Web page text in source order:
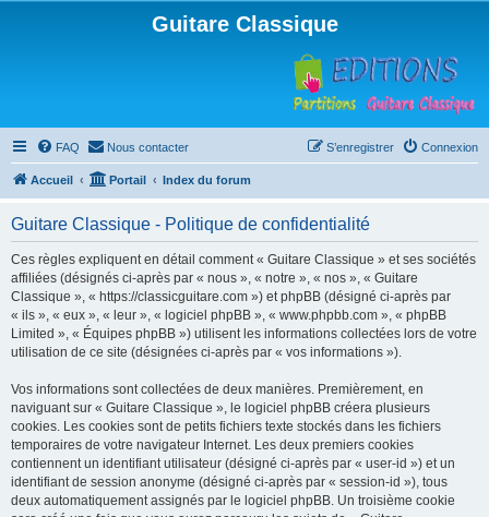
Guitare Classique
FAQ Nous contacter Connexion
S’enregistrer
Accueil Portail Index du forum
Guitare Classique - Politique de confidentialité
Ces règles expliquent en détail comment « Guitare Classique » et ses sociétés
affiliées (désignés ci-après par « nous », « notre », « nos », « Guitare
Classique », « https://classicguitare.com ») et phpBB (désigné ci-après par
« ils », « eux », « leur », « logiciel phpBB », « www.phpbb.com », « phpBB
Limited », « Équipes phpBB ») utilisent les informations collectées lors de votre
utilisation de ce site (désignées ci-après par « vos informations »).
Vos informations sont collectées de deux manières. Premièrement, en
naviguant sur « Guitare Classique », le logiciel phpBB créera plusieurs
cookies. Les cookies sont de petits fichiers texte stockés dans les fichiers
temporaires de votre navigateur Internet. Les deux premiers cookies
contiennent un identifiant utilisateur (désigné ci-après par « user-id ») et un
identifiant de session anonyme (désigné ci-après par « session-id »), tous
deux automatiquement assignés par le logiciel phpBB. Un troisième cookie